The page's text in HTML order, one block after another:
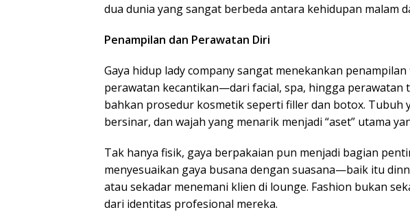
dua dunia yang sangat berbeda antara kehidupan malam
Penampilan dan Perawatan Diri
Gaya hidup lady company sangat menekankan
perawatan kecantikan—dari facial, spa, hingga perawatan
bahkan prosedur kosmetik seperti filler dan botox. Tubuh
bersinar, dan wajah yang menarik menjadi “aset” utama
Tak hanya fisik, gaya berpakaian pun menjadi bagian
menyesuaikan gaya busana dengan suasana—baik itu
atau sekadar menemani klien di lounge. Fashion bukan
dari identitas profesional mereka.